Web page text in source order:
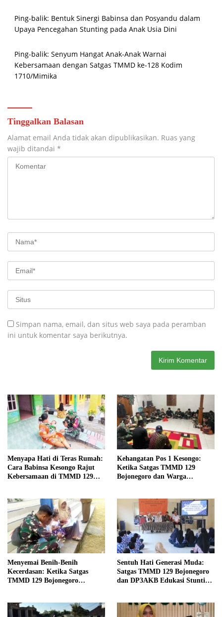
Ping-balik: Bentuk Sinergi Babinsa dan Posyandu dalam
Upaya Pencegahan Stunting pada Anak Usia Dini
Ping-balik: Senyum Hangat Anak-Anak Warnai
Kebersamaan dengan Satgas TMMD ke-128 Kodim
1710/Mimika
Tinggalkan Balasan
Alamat email Anda tidak akan dipublikasikan. Ruas yang
wajib ditandai *
Simpan nama, email, dan situs web saya pada peramban
ini untuk komentar saya berikutnya.
Menyapa Hati di Teras Rumah:
Cara Babinsa Kesongo Rajut
Kebersamaan di TMMD 129
Kehangatan Pos 1 Kesongo:
Ketika Satgas TMMD 129
Bojonegoro dan Warga
Menyemai Benih-Benih
Kecerdasan: Ketika Satgas
TMMD 129 Bojonegoro
Sentuh Hati Generasi Muda:
Satgas TMMD 129 Bojonegoro
dan DP3AKB Edukasi Stunting,